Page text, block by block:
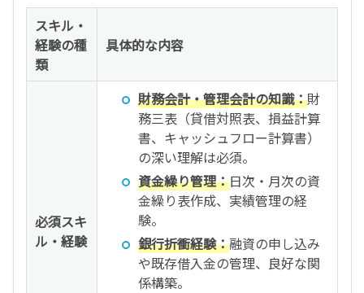
スキル・
経験の種
類
具体的な内容
必須スキ
ル・経験
財務会計・管理会計の知識：財
務三表（貸借対照表、損益計算
書、キャッシュフロー計算書）
の深い理解は必須。
資金繰り管理：日次・月次の資
金繰り表作成、実績管理の経
験。
銀行折衝経験：融資の申し込み
や既存借入金の管理、良好な関
係構築。